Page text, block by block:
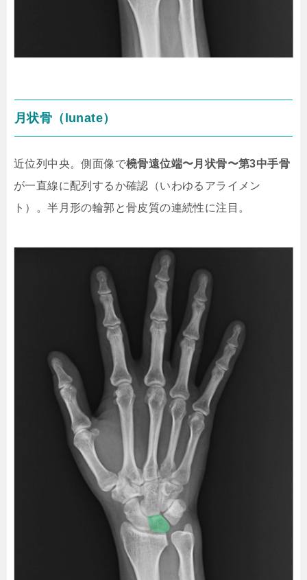
月状骨（lunate）
近位列中央。側面像で橈骨遠位端〜月状骨〜第3中手骨
が一直線に配列するか確認（いわゆるアライメン
ト）。半月形の輪郭と骨皮質の連続性に注目。